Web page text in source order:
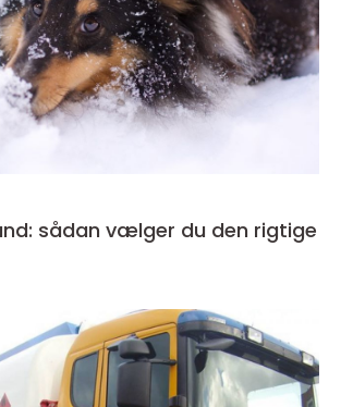
sådan vælger du den rigtige